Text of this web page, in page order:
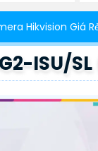
Hikvision Giá
ISU/